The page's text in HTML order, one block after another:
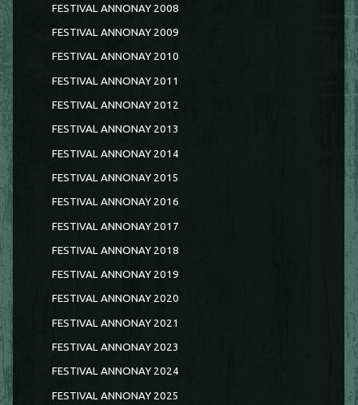
FESTIVAL ANNONAY 2008
FESTIVAL ANNONAY 2009
FESTIVAL ANNONAY 2010
FESTIVAL ANNONAY 2011
FESTIVAL ANNONAY 2012
FESTIVAL ANNONAY 2013
FESTIVAL ANNONAY 2014
FESTIVAL ANNONAY 2015
FESTIVAL ANNONAY 2016
FESTIVAL ANNONAY 2017
FESTIVAL ANNONAY 2018
FESTIVAL ANNONAY 2019
FESTIVAL ANNONAY 2020
FESTIVAL ANNONAY 2021
FESTIVAL ANNONAY 2023
FESTIVAL ANNONAY 2024
FESTIVAL ANNONAY 2025